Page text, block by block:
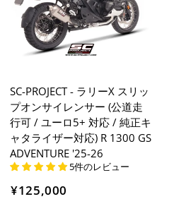
SC-PROJECT - ラリーX スリッ
プオンサイレンサー (公道走
行可 / ユーロ5+ 対応 / 純正キ
ャタライザー対応) R 1300 GS
ADVENTURE '25-26
5件のレビュー
¥125,000